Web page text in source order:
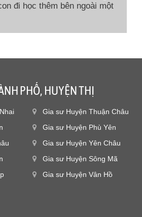
đi học thêm bên ngoài một
PHỐ, HUYỆN THỊ
Gia sư Huyện Thuận Châu
Gia sư Huyện Phù Yên
Gia sư Huyện Yên Châu
Gia sư Huyện Sông Mã
Gia sư Huyện Vân Hồ